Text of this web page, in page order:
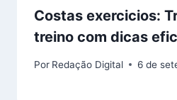
Costas exercicios:
treino com dicas
Por Redação Digital 6 de